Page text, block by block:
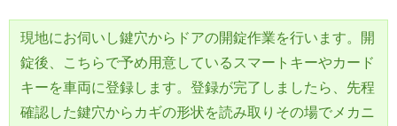
現地にお伺いし鍵穴からドアの開錠作業を行います。開
錠後、こちらで予め用意しているスマートキーやカード
キーを車両に登録します。登録が完了しましたら、先程
確認した鍵穴からカギの形状を読み取りその場でメカニ